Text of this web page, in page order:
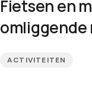
Fietsen en
ACTIVITEITEN